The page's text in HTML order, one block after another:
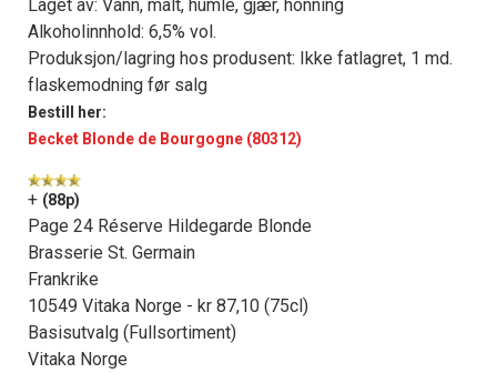
Laget av: Vann, malt, humle, gjær, honning
Alkoholinnhold: 6,5% vol.
Produksjon/lagring hos produsent: Ikke fatlagret, 1 md.
flaskemodning før salg
Bestill her:
Becket Blonde de Bourgogne (80312)
+ (88p)
Page 24 Réserve Hildegarde Blonde
Brasserie St. Germain
Frankrike
10549 Vitaka Norge - kr 87,10 (75cl)
Basisutvalg (Fullsortiment)
Vitaka Norge